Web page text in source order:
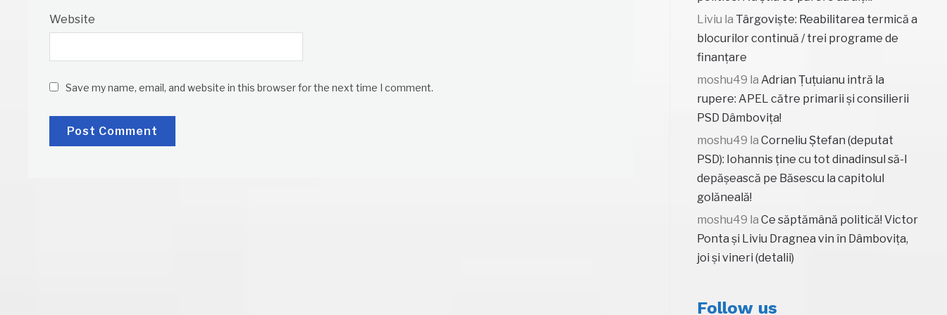
Website
Save my name, email, and website in this browser for the next time I comment.
Liviu la Târgoviște: Reabilitarea termică a
blocurilor continuă / trei programe de
finanțare
moshu49 la Adrian Țuțuianu intră la
rupere: APEL către primarii și consilierii
PSD Dâmbovița!
moshu49 la Corneliu Ștefan (deputat
PSD): Iohannis ține cu tot dinadinsul să-l
depășească pe Băsescu la capitolul
golăneală!
moshu49 la Ce săptămână politică! Victor
Ponta și Liviu Dragnea vin în Dâmbovița,
joi și vineri (detalii)
Follow us